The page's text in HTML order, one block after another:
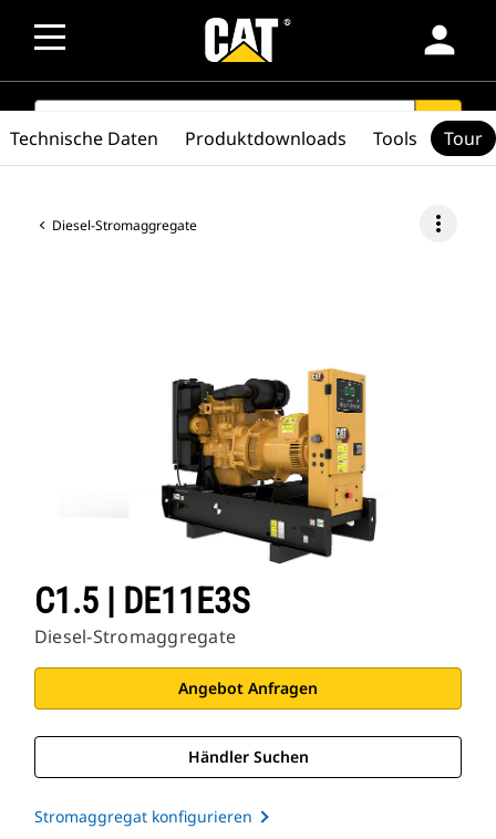
person
SEARCH search
Diesel-Stromaggregate more_vert
C1.5 | DE11E3S
Diesel-Stromaggregate
Angebot Anfragen
Händler Suchen
Stromaggregat konfigurieren
Technische Daten Produktdownloads Tools Tour